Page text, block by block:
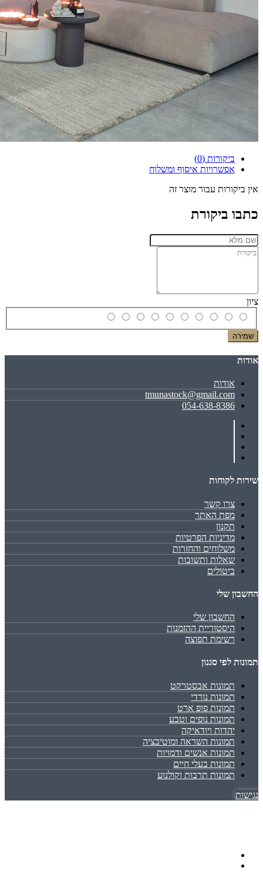
ביקורות (0)
אפשרויות איסוף ומשלוח
אין ביקורות עבור מוצר זה
כתבו ביקורת
ציון
שמירה
אודות
אודות
tmunastock@gmail.com
054-638-8386
שירות לקוחות
צרו קשר
מפת האתר
תקנון
מדיניות הפרטיות
משלוחים והחזרות
שאלות ותשובות
ביטולים
החשבון שלי
החשבון שלי
היסטוריית ההזמנות
רשימת תפוצה
תמונות לפי סגנון
תמונות אבסטרקט
תמונות נורדי
תמונות פופ ארט
תמונות נופים וטבע
יהדות ויודאיקה
תמונות השראה ומוטיבציה
תמונות אנשים ודמויות
תמונות בעלי חיים
תמונות תרבות וקולנוע
נגישות